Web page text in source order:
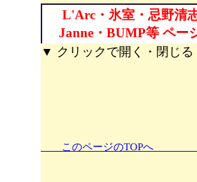
L'Arc・氷室・忌野清
Janne・BUMP等 ペー
▼ クリックで開く・閉じる
このページのTOPへ